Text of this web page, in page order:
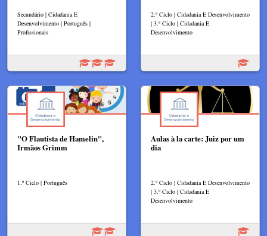
Secundário | Cidadania E
Desenvolvimento | Português |
Profissionais
2.º Ciclo | Cidadania E Desenvolvimento
| 3.º Ciclo | Cidadania E
Desenvolvimento
"O Flautista de Hamelin",
Irmãos Grimm
1.º Ciclo | Português
Aulas à la carte: Juiz por um
dia
2.º Ciclo | Cidadania E Desenvolvimento
| 3.º Ciclo | Cidadania E
Desenvolvimento